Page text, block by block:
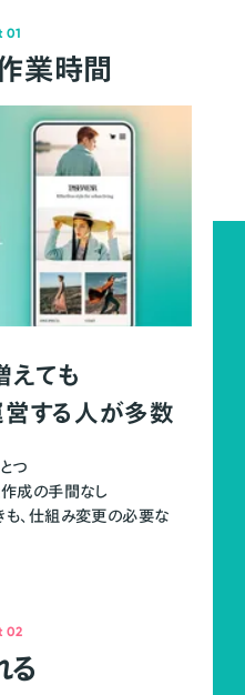
01
業時間
えても
する人が多数
つ
作成の手間なし
も、仕組み変更の必要な
02
る